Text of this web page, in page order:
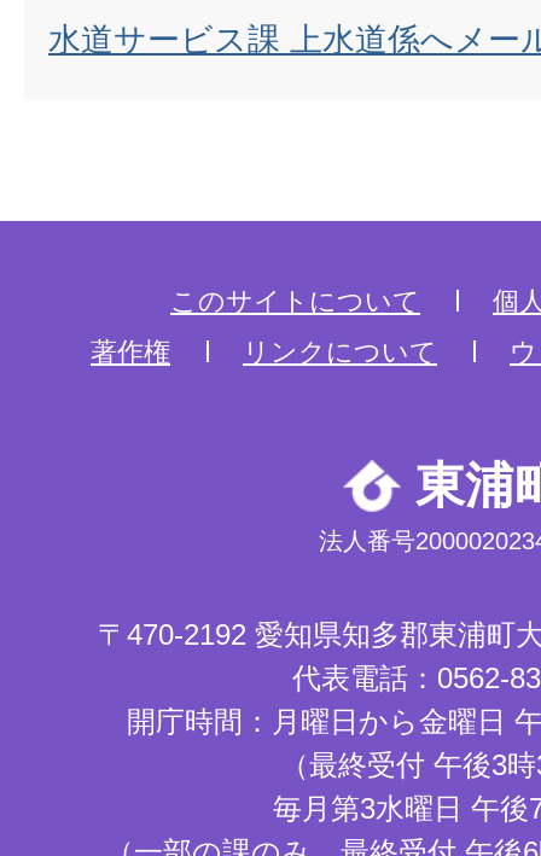
水道サービス課 上水道係へメー
このサイトについて
個
著作権
リンクについて
東浦
法人番号
〒470-2192 愛知県知多郡東浦町
代表電話：0562-
開庁時間：月曜日から金曜日
（最終受付 午後3
毎月第3水曜日 午後